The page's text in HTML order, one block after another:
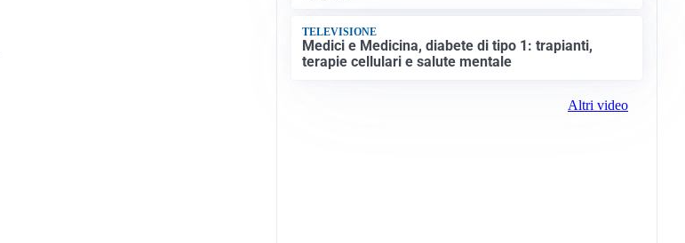
TELEVISIONE
Medici e Medicina, diabete di tipo 1: trapianti,
terapie cellulari e salute mentale
Altri video